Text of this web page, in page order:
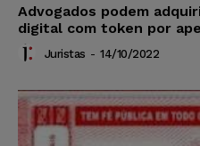
Advogados podem
digital com token por
Juristas - 14/10/2022